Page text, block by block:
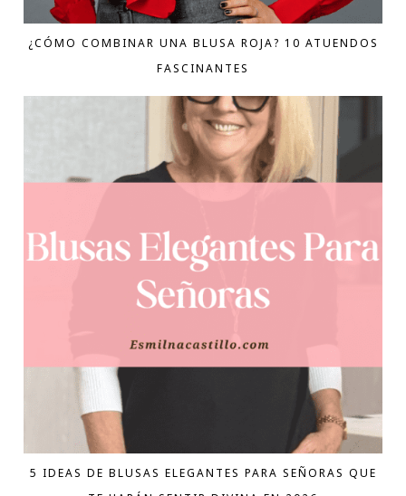
¿CÓMO COMBINAR UNA BLUSA ROJA? 10 ATUENDOS
FASCINANTES
5 IDEAS DE BLUSAS ELEGANTES PARA SEÑORAS QUE